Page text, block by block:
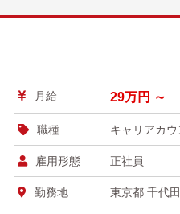
月給 29万円 ～
職種 キャリアカ
雇用形態 正社員
勤務地 東京都 千代